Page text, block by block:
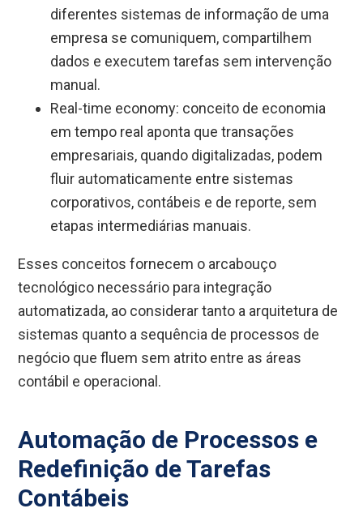
diferentes sistemas de informação de uma
empresa se comuniquem, compartilhem
dados e executem tarefas sem intervenção
manual.
Real-time economy: conceito de economia
em tempo real aponta que transações
empresariais, quando digitalizadas, podem
fluir automaticamente entre sistemas
corporativos, contábeis e de reporte, sem
etapas intermediárias manuais.
Esses conceitos fornecem o arcabouço
tecnológico necessário para integração
automatizada, ao considerar tanto a arquitetura de
sistemas quanto a sequência de processos de
negócio que fluem sem atrito entre as áreas
contábil e operacional.
Automação de Processos e
Redefinição de Tarefas
Contábeis